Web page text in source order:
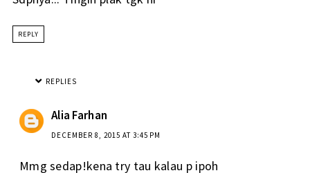
REPLY
REPLIES
Alia Farhan
DECEMBER 8, 2015 AT 3:45 PM
Mmg sedap!kena try tau kalau p ipoh